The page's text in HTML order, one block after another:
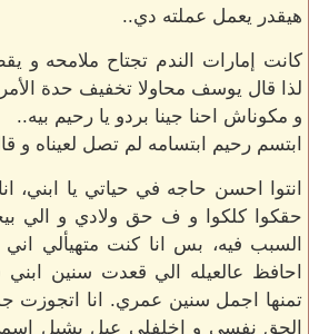
هيقدر يعمل عملته دي..
كانت إمارات الندم تجتاح ملامحه و
لذا قال يوسف محاولا تخفيف حدة
و مكوناش احنا جينا بردو يا رحيم بيه..
ابتسم رحيم ابتسامه لم تصل لعيناه و
انتوا احسن حاجه في حياتي يا
حقكوا كلكوا و ف حق ولادي و الي
السبب فيه، بس انا كنت متهيألي اني
احافظ عالعيله الي قعدت سنين ابني
تمنها اجمل سنين عمري. انا اتجوزت
الحق نفسي و اخلفلي عيل يشيل